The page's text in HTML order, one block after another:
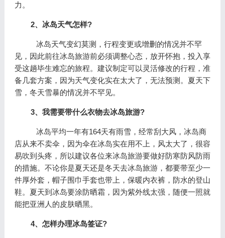
力。
2、冰岛天气怎样?
冰岛天气变幻莫测，行程变更或增删的情况并不罕
见，因此前往冰岛旅游前必须调整心态，放开怀抱，投入享
受这趟毕生难忘的旅程。建议制定可以灵活修改的行程，准
备几套方案，因为天气变化实在太大了，无法预测。夏天下
雪，冬天雪暴的情况并不罕见。
3、我需要带什么衣物去冰岛旅游?
冰岛平均一年有164天有雨雪，经常刮大风，冰岛商
店从来不卖伞，因为伞在冰岛实在用不上，风太大了，很容
易吹到头疼，所以建议各位来冰岛旅游要做好防寒防风防雨
的措施。不论你是夏天还是冬天去冰岛旅游，都要带至少一
件厚外套，帽子围巾手套也带上，保暖内衣裤，防水的登山
鞋。夏天到冰岛要涂防晒霜，因为紫外线太强，随便一照就
能把亚洲人的皮肤晒黑。
4、怎样办理冰岛签证?